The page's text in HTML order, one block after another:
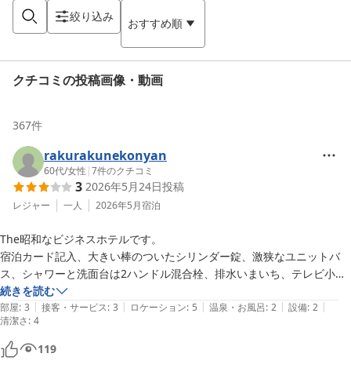
絞り込み おすすめ順
クチコミの投稿画像・動画
367件
rakurakunekonyan
60代/女性 |7件のクチコミ
3 2026年5月24日投稿
レジャー 一人 2026年5月宿泊
The昭和なビジネスホテルです。
宿泊カード記入、大きい棒のついたシリンダー錠、激狭なユニットバ
ス、シャワーと洗面台は2ハンドル混合栓、排水いまいち、テレビ小さ
くBS映らず、壁薄く隣の音は丸聞こえ。
ですが、立地は駅前徒歩30秒、部屋はシングル17㎡で広々、掃除も行
き届いていて清潔、新しい洋式トイレ、調光調色可能な照明、空調個
別、電源多数、wi-fi接続快適。
オプションとしては、デロンギのコーヒーメーカーで淹れるコーヒーが
続きを読む
部屋: 3 | 接客・サービス: 3 | ロケーション: 5 | 温泉・お風呂: 2 | 設備: 2 |
清潔さ: 4
119